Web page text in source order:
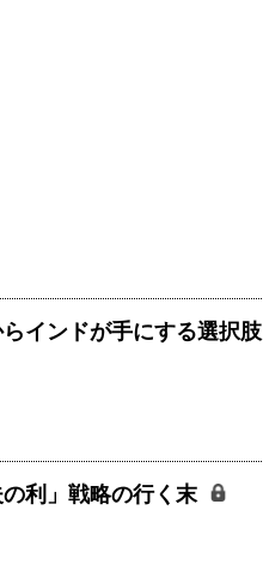
インドが手にする選択肢
利」戦略の行く末